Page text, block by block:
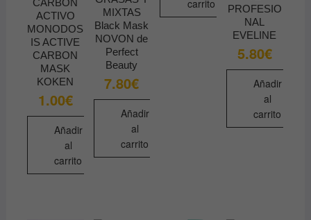
ACTIVO
MONODOS
IS ACTIVE
CARBON
MASK
KOKEN
1.00€
Añadir
al
carrito
MIXTAS
Black Mask
NOVON de
Perfect
Beauty
7.80€
Añadir
al
carrito
carrito
PROFESIO
NAL
EVELINE
5.80€
Añadir
al
carrito